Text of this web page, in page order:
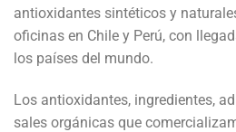
antioxidantes sintéticos y
oficinas en Chile y Perú, con
los países del mundo.
Los antioxidantes, ingredientes,
sales orgánicas que